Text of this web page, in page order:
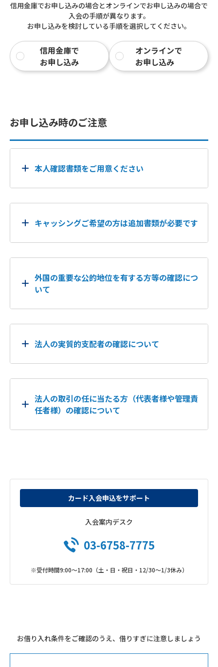
信用金庫でお申し込みの場合とオンラインでお申し込みの場合で
入会の手順が異なります。
お申し込みを検討している手順を選択してください。
信用金庫で
お申し込み
オンラインで
お申し込み
お申し込み時のご注意
本人確認書類をご用意ください
キャッシングご希望の方は追加書類が必要です
外国の重要な公的地位を有する方等の確認につ
いて
法人の実質的支配者の確認について
法人の取引の任に当たる方（代表者様や管理責
任者様）の確認について
カード入会申込をサポート
入会案内デスク
03-6758-7775
※受付時間9:00～17:00（土・日・祝日・12/30～1/3休み）
お借り入れ条件をご確認のうえ、借りすぎに注意しましょう